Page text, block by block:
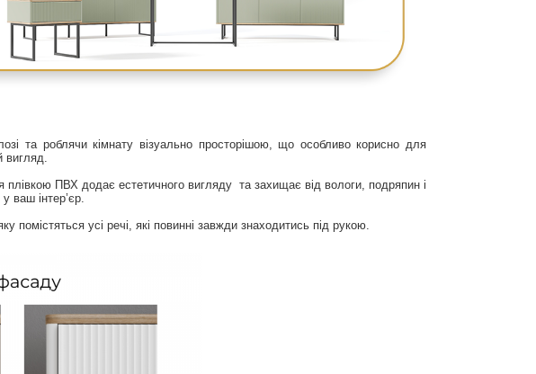
та роблячи кімнату візуально просторішою, що особливо корисно для
вигляд.
плівкою ПВХ додає естетичного вигляду та захищає від вологи, подряпин і
ваш інтер’єр.
усі речі, які повинні завжди знаходитись під рукою.